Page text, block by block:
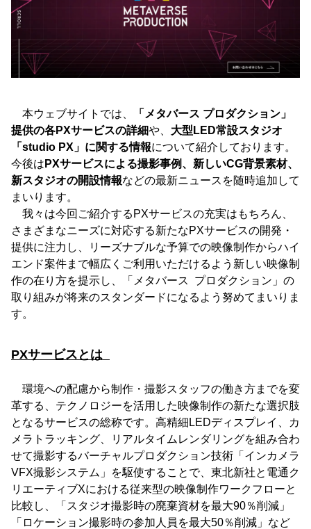
本ウェブサイトでは、
「メタバース プロダクション」
提供の各PXサービスの詳細や、 大型LED常設スタジオ
「studio PX」に関する情報について紹介しております。
今後は PXサービスによる撮影事例、新しいCG背景素材、
新スタジオの開設情報などの最新ニュースを随時追加して
まいります。
我々は今回ご紹介するPXサービスの充実はもちろん、
さまざまなニーズに対応する新たなPXサービスの開発・
提供に注力し、リーズナブルな予算での映像制作からハイ
エンド案件まで幅広くご利用いただけるよう新しい映像制
作の在り方を提示し、「メタバース プロダクション」の
取り組みが将来のスタンダードになるよう努めてまいりま
す。
PXサービスとは
環境への配慮から制作・撮影スタッフの働き方までを変
革する、テクノロジーを活用した映像制作の新たな選択肢
となるサービスの総称です。高精細LEDディスプレイ、カ
メラトラッキング、リアルタイムレンダリングを組み合わ
せて撮影するバーチャルプロダクション技術「インカメラ
VFX撮影システム」を駆使することで、東北新社と電通ク
リエーティブXにおける従来型の映像制作ワークフローと
比較し、「スタジオ撮影時の廃棄資材を最大90％削減」
「ロケーション撮影時の参加人員を最大50％削減」など